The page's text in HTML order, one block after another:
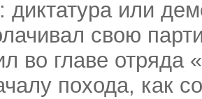
или
свою
во главе отряда
похода, как